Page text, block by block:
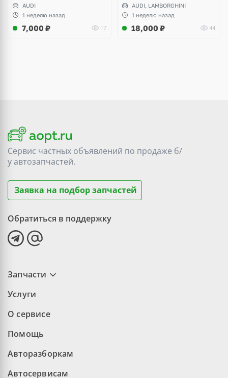
AUDI
1 неделю назад
7,000 ₽ 17
AUDI, LAMBORGHINI
1 неделю назад
18,000 ₽ 44
Сервис частных объявлений по продаже б/
уавтозапчастей.
Заявка на подбор запчастей
Обратиться в поддержку
Запчасти
Услуги
О сервисе
Помощь
Авторазборкам
Автосервисам